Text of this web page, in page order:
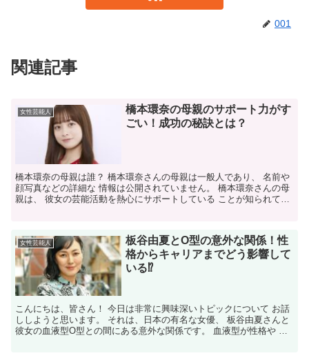
001
関連記事
女性芸能人
橋本環奈の母親のサポート力がす
ごい！成功の秘訣とは？
橋本環奈の母親は誰？ 橋本環奈さんの母親は一般人であり、 名前や
顔写真などの詳細な 情報は公開されていません。 橋本環奈さんの母
親は、 彼女の芸能活動を熱心にサポートしている ことが知られてい
女性芸能人
板谷由夏とO型の意外な関係！性
格からキャリアまでどう影響して
いる⁉
こんにちは、皆さん！ 今日は非常に興味深いトピックについて お話
ししようと思います。 それは、日本の有名な女優、 板谷由夏さんと
彼女の血液型O型との間にある意外な関係です。 血液型が性格や キ